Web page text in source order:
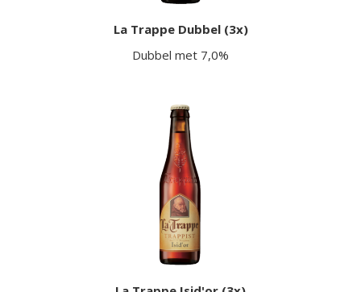
La Trappe Dubbel (3x)
Dubbel met 7,0%